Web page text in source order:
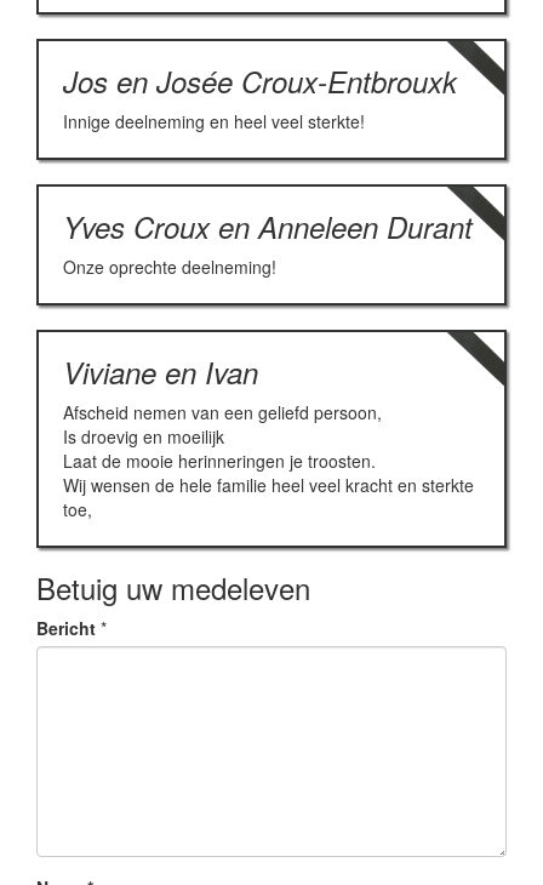
Jos en Josée Croux-Entbrouxk
Innige deelneming en heel veel sterkte!
Yves Croux en Anneleen Durant
Onze oprechte deelneming!
Viviane en Ivan
Afscheid nemen van een geliefd persoon,
Is droevig en moeilijk
Laat de mooie herinneringen je troosten.
Wij wensen de hele familie heel veel kracht en sterkte
toe,
Betuig uw medeleven
Bericht *